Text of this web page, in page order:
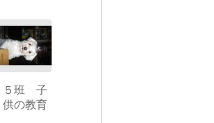
５班 子
供の教育